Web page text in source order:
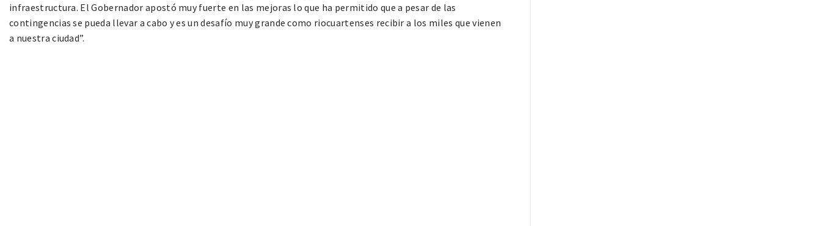
infraestructura. El Gobernador apostó muy fuerte en las mejoras lo que ha permitido que a pesar de las
contingencias se pueda llevar a cabo y es un desafío muy grande como riocuartenses recibir a los miles que vienen
a nuestra ciudad”.